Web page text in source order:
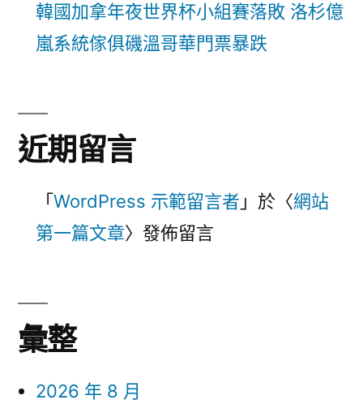
韓國加拿年夜世界杯小組賽落敗 洛杉億
嵐系統傢俱磯溫哥華門票暴跌
近期留言
「 WordPress 示範留言者 」於〈網站
第一篇文章〉發佈留言
彙整
2026 年 8 月